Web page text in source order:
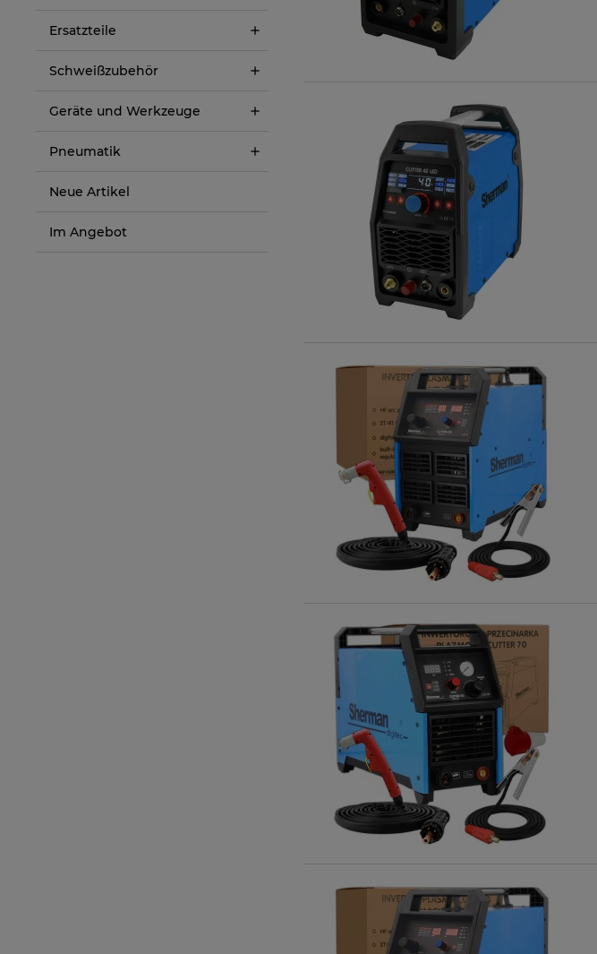
Ersatzteile
Schweißzubehör
Geräte und Werkzeuge
Pneumatik
Neue Artikel
Im Angebot